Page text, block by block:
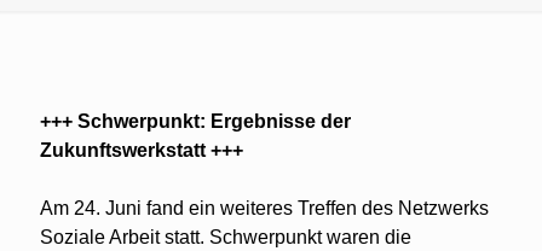
+++ Schwerpunkt: Ergebnisse der
Zukunftswerkstatt +++
Am 24. Juni fand ein weiteres Treffen des Netzwerks
Soziale Arbeit statt. Schwerpunkt waren die